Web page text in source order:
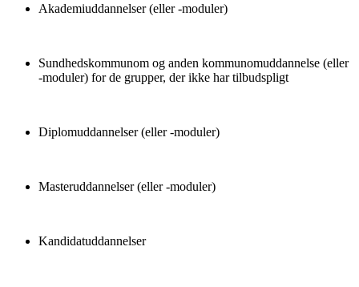
Akademiuddannelser (eller -moduler)
Sundhedskommunom og anden kommunomuddannelse (eller
-moduler) for de grupper, der ikke har tilbudspligt
Diplomuddannelser (eller -moduler)
Masteruddannelser (eller -moduler)
Kandidatuddannelser